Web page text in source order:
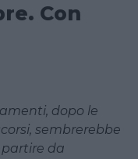
Con
dopo le
sembrerebbe
da